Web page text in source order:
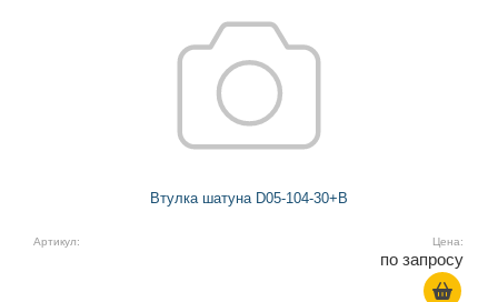
Втулка шатуна D05-104-30+B
Артикул: Цена:
по запросу